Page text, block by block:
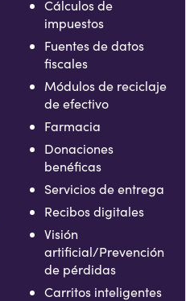
Cálculos de
impuestos
Fuentes de datos
fiscales
Módulos de reciclaje
de efectivo
Farmacia
Donaciones
benéficas
Servicios de entrega
Recibos digitales
Visión
artificial/Prevención
de pérdidas
Carritos inteligentes